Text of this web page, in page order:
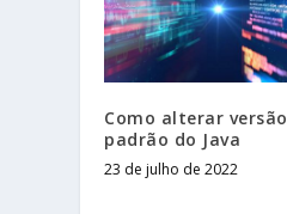
Como alterar versão
padrão do Java
23 de julho de 2022